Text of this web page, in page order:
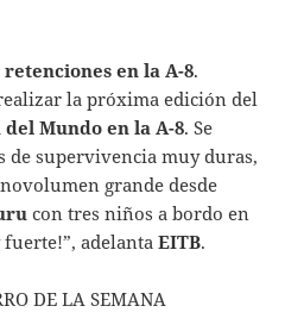
A-8
en la A-8.
la próxima edición del
Mundo en la A-8. Se
de supervivencia muy duras,
grande desde
con tres niños a bordo en
fuerte!”, adelantaEITB.
DE LA SEMANA